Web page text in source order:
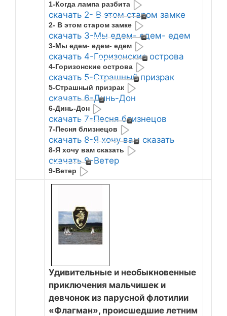
1-Когда лампа разбита
скачать 2- В этом старом замке
2- В этом старом замке
скачать 3-Мы едем- едем- едем
3-Мы едем- едем- едем
скачать 4-Горизонские острова
4-Горизонские острова
скачать 5-Страшный призрак
5-Страшный призрак
скачать 6-Динь-Дон
6-Динь-Дон
скачать 7-Песня близнецов
7-Песня близнецов
скачать 8-Я хочу вам сказать
8-Я хочу вам сказать
скачать 9-Ветер
9-Ветер
Удивительные и необыкновенные
приключения мальчишек и
девчонок из парусной флотилии
«Флагман», происшедшие летним